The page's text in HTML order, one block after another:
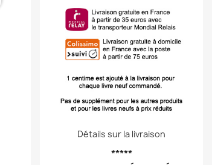
Détails sur la livraison
*****